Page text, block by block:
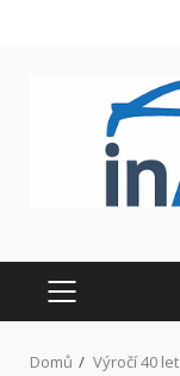
Domů Výročí 40 let